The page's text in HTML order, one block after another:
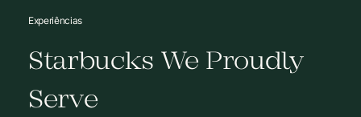
Experiências
Starbucks We Proudly
Serve